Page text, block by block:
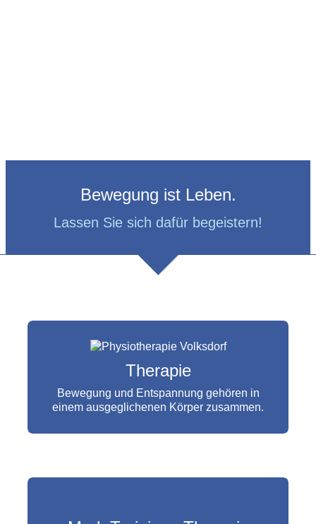
Bewegung ist Leben.
Lassen Sie sich dafür begeistern!
Therapie
Bewegung und Entspannung gehören in
einem ausgeglichenen Körper zusammen.
Physiotherapie, Massage und Anwendungen
Bringen Sie Ihre Verordnung mit und lassen
Therapien helfen.
MEHR ERFAHREN